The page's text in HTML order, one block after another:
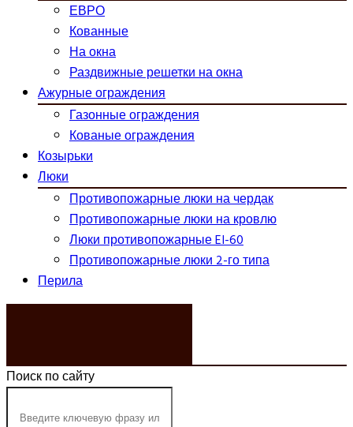
ЕВРО
Кованные
На окна
Раздвижные решетки на окна
Ажурные ограждения
Газонные ограждения
Кованые ограждения
Козырьки
Люки
Противопожарные люки на чердак
Противопожарные люки на кровлю
Люки противопожарные EI-60
Противопожарные люки 2-го типа
Перила
Поиск по сайту